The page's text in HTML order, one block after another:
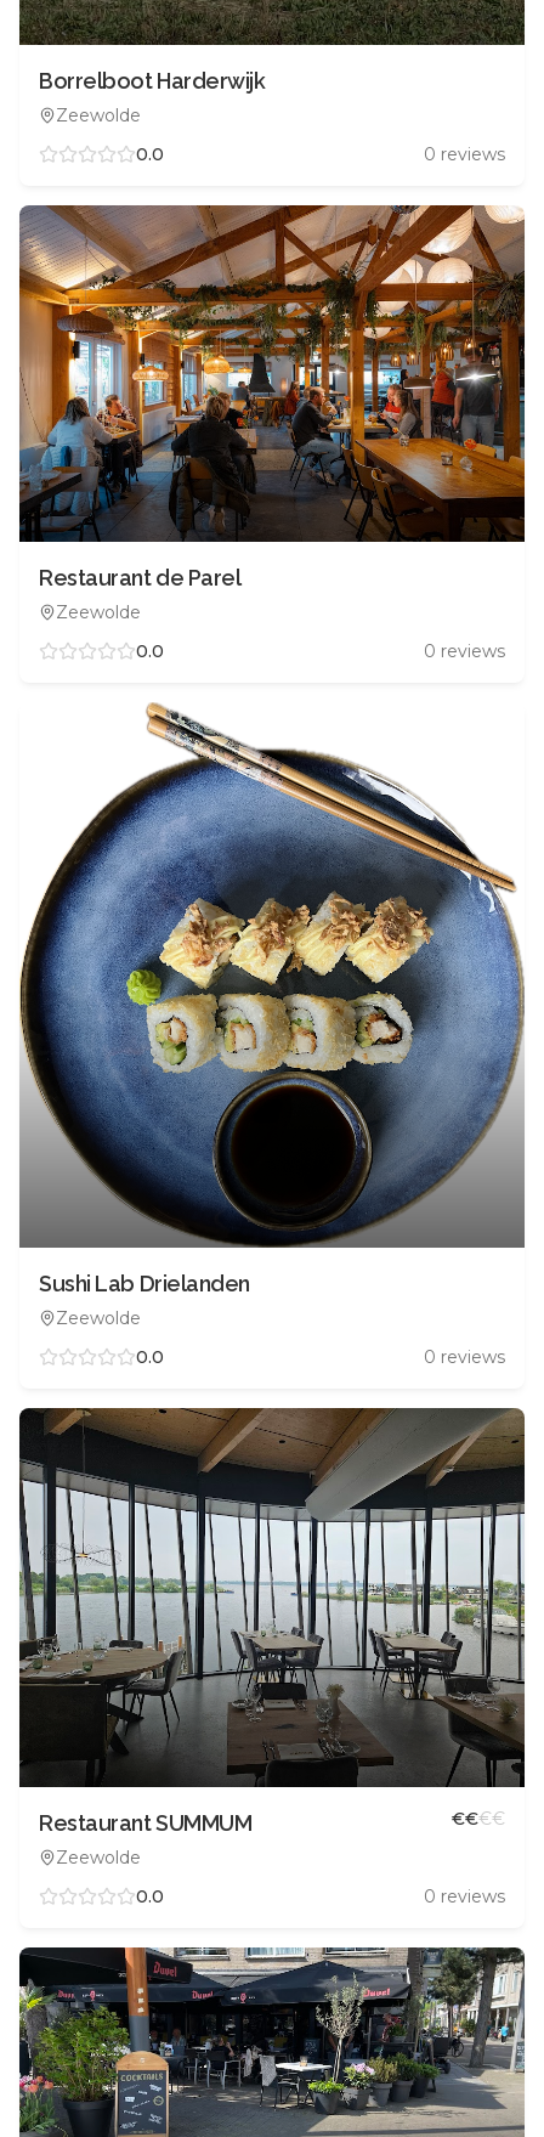
Borrelboot Harderwijk
Zeewolde
0.0
0 reviews
Restaurant de Parel
Zeewolde
0.0
0 reviews
Sushi Lab Drielanden
Zeewolde
0.0
0 reviews
Restaurant SUMMUM
Zeewolde
€€€€
0.0 0 reviews